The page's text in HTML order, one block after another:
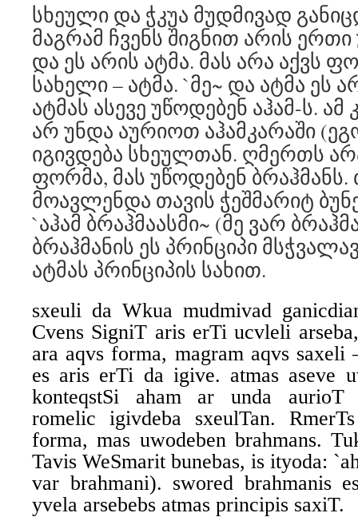
სხეული და ჭკუა მუდმივად
მაგრამ ჩვენს შიგნით არის
და ეს არის ატმა. მას არა აქვს
სახელი – ატმა. `მე~ და ატმა ეს
ატმას ასევე უწოდებენ აჰამ-ს. ამ
არ უნდა აურიოთ აჰამკარაში
იგივდება სხეულთან. ღმერთს
ფორმა, მას უწოდებენ
მოავლენდა თავის ჭეშმარიტ
`აჰამ ბრაჰმაასმი~ (მე ვარ
ბრაჰმანის ეს პრინციპი
ატმას პრინციპის სახით.
sxeuli da Wkua mudmivad
Cvens SigniT aris erTi ucvleli
ara aqvs forma, magram aqvs saxeli
es aris erTi da igive. atmas aseve
konteqstSi aham ar unda aurioT
romelic igivdeba sxeulTan.
forma, mas uwodeben brahmans.
Tavis WeSmarit bunebas, is ityoda:
var brahmani). swored brahmanis
yvela arsebebs atmas principis saxiT.